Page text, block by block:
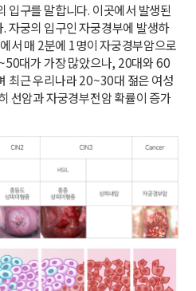
입구를 말합니다. 이곳에서 발생된
자궁의 입구인 자궁경부에 발생하
서 매 2분에 1명이 자궁경부암으로
대가 가장 많았으나, 20대와 60
최근 우리나라 20~30대 젊은 여성
선암과 자궁경부전암 확률이 증가